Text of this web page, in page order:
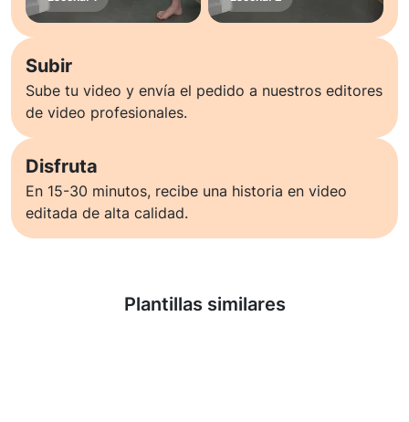
Subir
Sube tu video y envía el pedido a nuestros editores
de video profesionales.
Disfruta
En 15-30 minutos, recibe una historia en video
editada de alta calidad.
Plantillas similares
Saber más